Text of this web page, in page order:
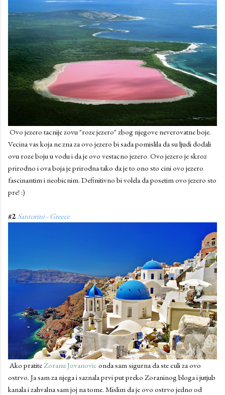
Ovo jezero tacnije zovu "roze jezero" zbog njegove neverovatne boje.
Vecina vas koja ne zna za ovo jezero bi sada pomislila da su ljudi dodali
ovu roze boju u vodu i da je ovo vestacno jezero. Ovo jezero je skroz
prirodno i ova boja je prirodna tako da je to ono sto cini ovo jezero
fascinantim i neobicnim. Definitivno bi volela da posetim ovo jezero sto
pre! :)
#2 Santorini - Greece
Ako pratiteZoranu Jovanovic onda sam sigurna da ste culi za ovo
ostrvo. Ja sam za njega i saznala prvi put preko Zoraninog bloga i jutjub
kanala i zahvalna sam joj na tome. Mislim da je ovo ostrvo jedno od